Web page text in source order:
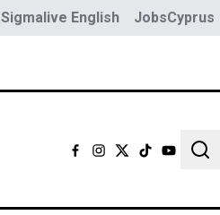
Sigmalive English JobsCyprus